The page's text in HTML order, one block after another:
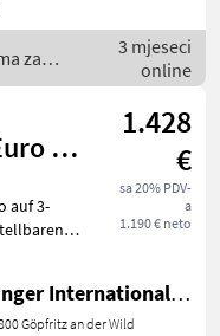
Ostala
za
3 mjeseci
online
auf
1.428
€
sa 20% PDV-
a
1.190 € neto
auf 3-
*
kg *
Biringer International GmbH
Göpfritz an der Wild